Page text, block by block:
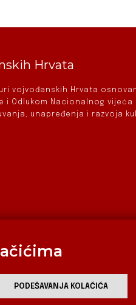
Hrvata
vojvođanskih Hrvata
i Odlukom Nacionalnog
unapređenja i razvoja
Zavod
PODEŠAVANJA KOLAČIĆA